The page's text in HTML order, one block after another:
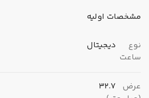
شد. در این مدل جدید طرح نمادین ساعت
فلزی را که هنوز به سبک قدیمی هستند،
برای برداشتی به روز از یک کلاسیک واقعی
اما مملو از قابلیته ای مدرن مجهز به
مشخصات اولیه
نوع
ساعت
دیجیتال
عرض 32.7